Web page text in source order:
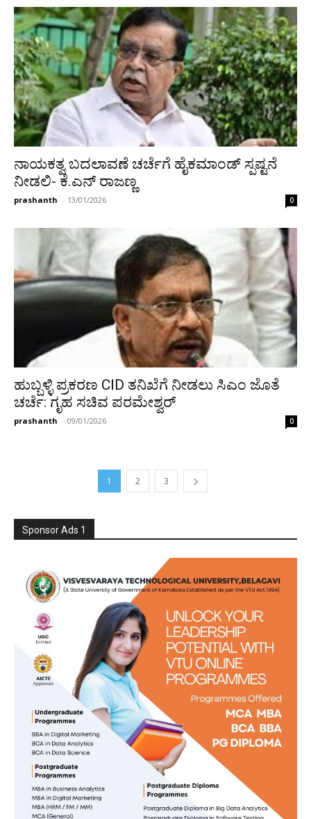
ನಾಯಕತ್ವ ಬದಲಾವಣೆ ಚರ್ಚೆಗೆ ಹೈಕಮಾಂಡ್ ಸ್ಪಷ್ಟನೆ
ನೀಡಲಿ- ಕೆ.ಎನ್ ರಾಜಣ್ಣ
prashanth - 13/01/2026 0
ಹುಬ್ಬಳ್ಳಿ ಪ್ರಕರಣ CID ತನಿಖೆಗೆ ನೀಡಲು ಸಿಎಂ ಜೊತೆ
ಚರ್ಚೆ: ಗೃಹ ಸಚಿವ ಪರಮೇಶ್ವರ್
prashanth - 09/01/2026 0
1 2 3
Sponsor Ads 1